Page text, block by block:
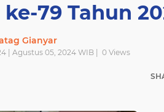
79 Tahun
Gianyar
| Agustus 05, 2024 WIB | 0 Views